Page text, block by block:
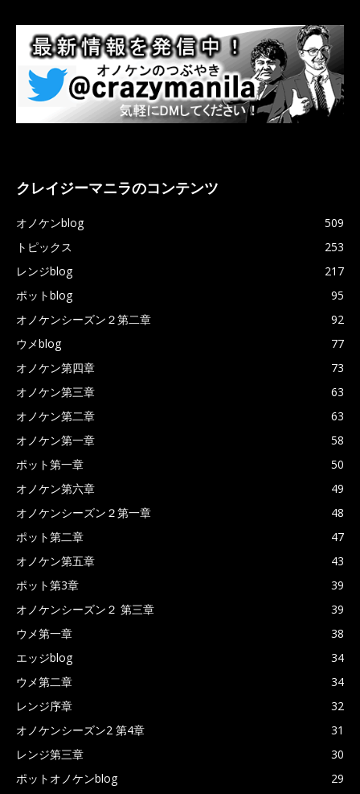
クレイジーマニラのコンテンツ
オノケンblog
509
トピックス
253
レンジblog
217
ポットblog
95
オノケンシーズン２第二章
92
ウメblog
77
オノケン第四章
73
オノケン第三章
63
オノケン第二章
63
オノケン第一章
58
ポット第一章
50
オノケン第六章
49
オノケンシーズン２第一章
48
ポット第二章
47
オノケン第五章
43
ポット第3章
39
オノケンシーズン２ 第三章
39
ウメ第一章
38
エッジblog
34
ウメ第二章
34
レンジ序章
32
オノケンシーズン2 第4章
31
レンジ第三章
30
ポットオノケンblog
29